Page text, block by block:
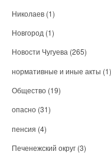
Николаев (1)
Новгород (1)
Новости Чугуева (265)
нормативные и иные акты (1)
Общество (19)
опасно (31)
пенсия (4)
Печенежский округ (3)